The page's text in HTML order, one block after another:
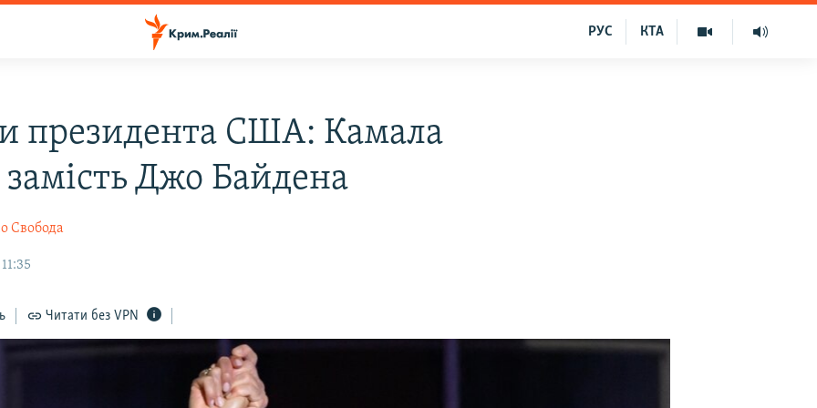
КТА
РУС
президента США: Камала
замість Джо Байдена
Свобода
Читати без VPN